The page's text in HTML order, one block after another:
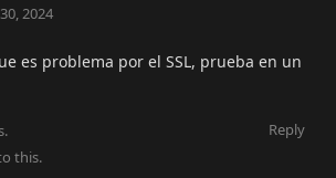
2024
es problema por el SSL, prueba en un
Reply
this.